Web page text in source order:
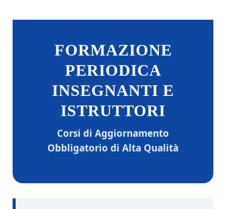
FORMAZIONE
PERIODICA
INSEGNANTI E
ISTRUTTORI
Corsi di Aggiornamento
Obbligatorio di Alta Qualità